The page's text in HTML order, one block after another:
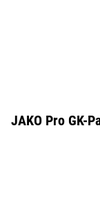
JAKO Pro GK-